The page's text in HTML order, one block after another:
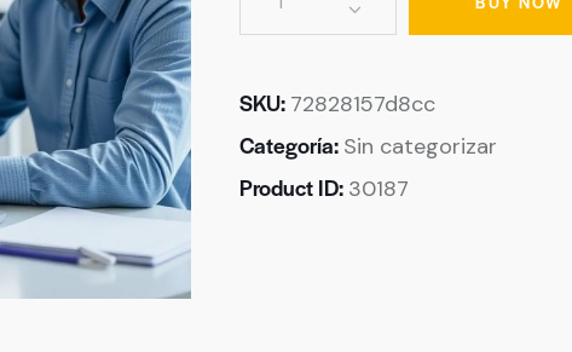
SKU: 72828157d8cc
Categoría: Sin categorizar
Product ID: 30187